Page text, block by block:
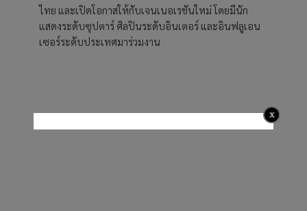
ไทย และเปิดโอกาสให้กับเจนเนอเรชันใหม่ โดยมีนัก
แสดงระดับซุปตาร์ ศิลปินระดับอินเตอร์ และอินฟลูเอน
เซอร์ระดับประเทศมาร่วมงาน